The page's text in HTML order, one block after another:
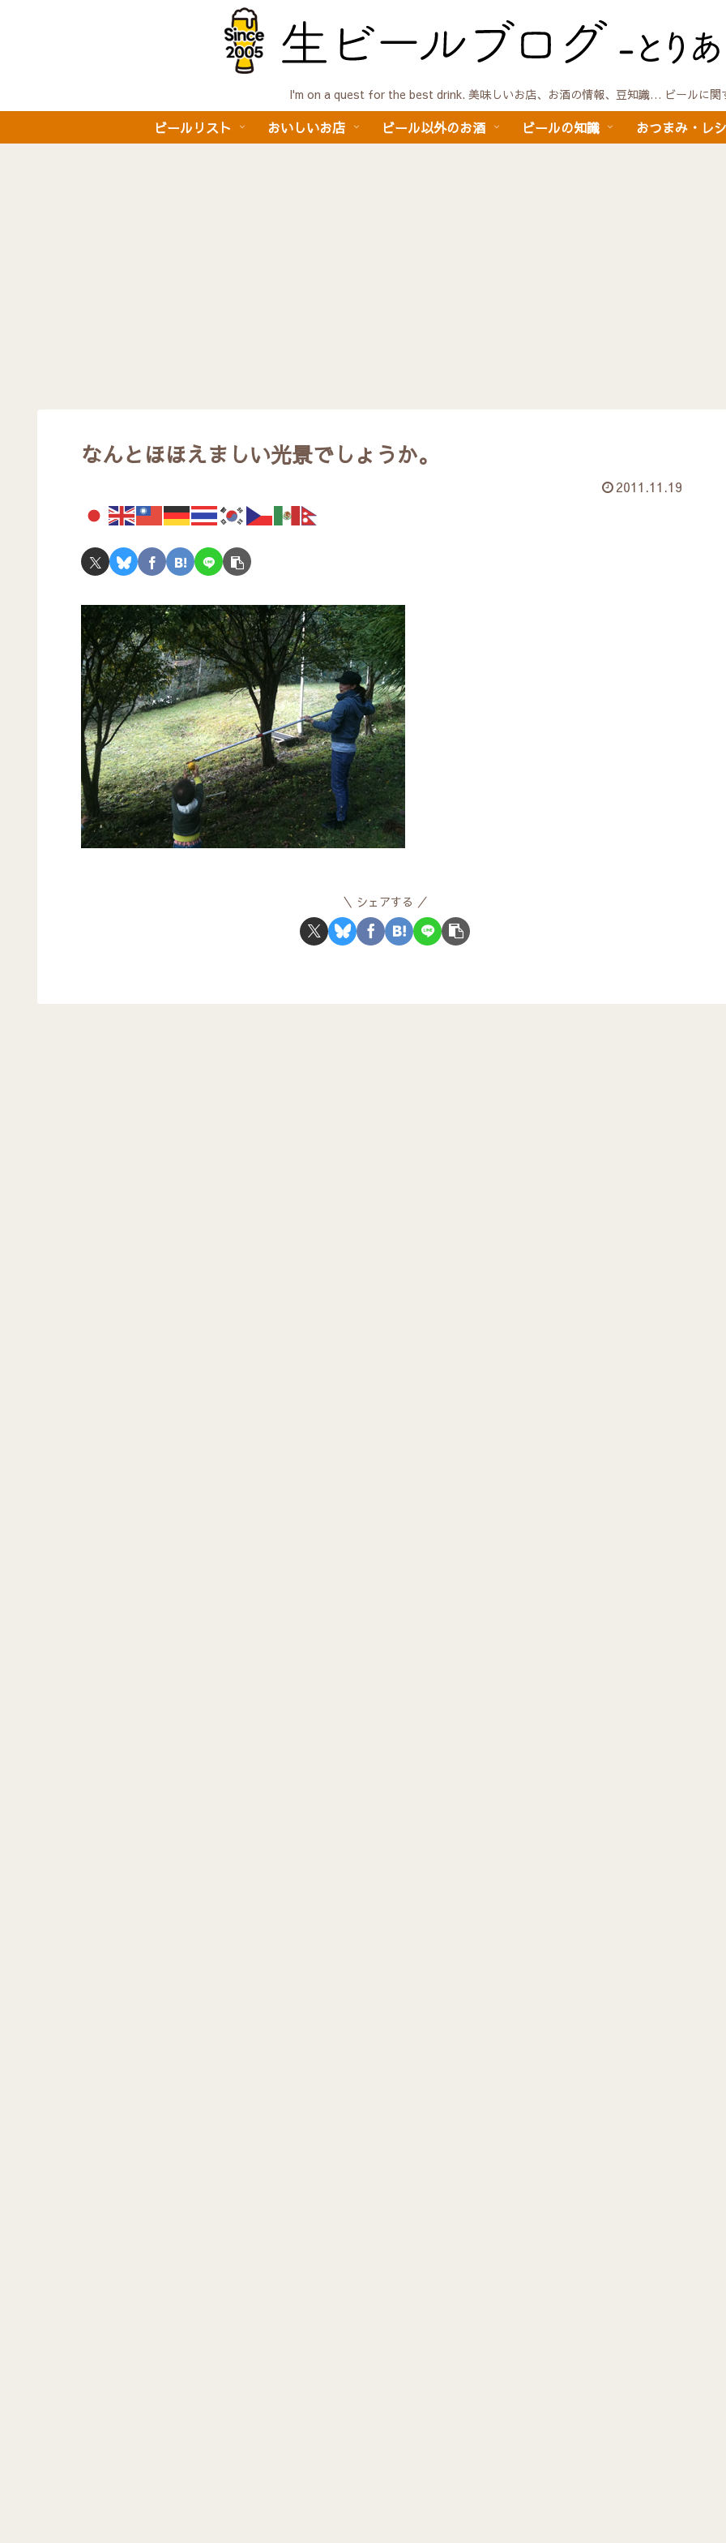
I'm on a quest for the best drink. 美味しいお店、お酒の情報、豆知識… ビールに関
ビールリスト おいしいお店 ビール以外のお酒 ビールの知識 おつまみ・レ
なんとほほえましい光景でしょうか。
2011.11.19
シェアする